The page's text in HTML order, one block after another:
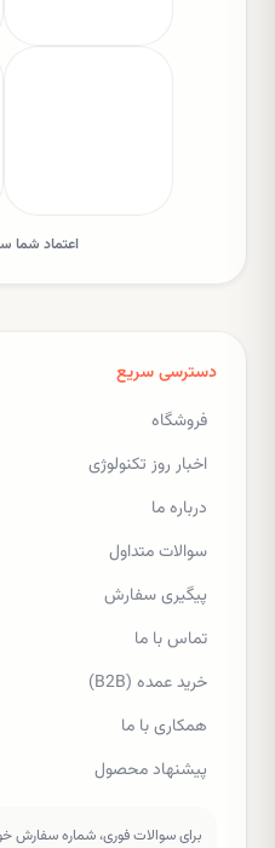
اعتماد شما
دسترسی سریع
فروشگاه
اخبار روز تکنولوژی
درباره ما
سوالات متداول
پیگیری سفارش
تماس با ما
خرید عمده (B2B)
همکاری با ما
پیشنهاد محصول
برای سوالات فوری، شماره سفارش